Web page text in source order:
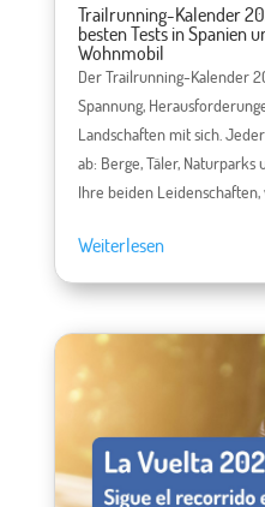
Trailrunning-Kalender
besten Tests in Spanien
Wohnmobil
Der Trailrunning-Kalender
Spannung,
Landschaften mit sich.
ab: Berge, Täler,
Ihre beiden Leidenschaften,
Weiterlesen